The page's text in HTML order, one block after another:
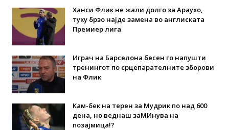
Ханси Флик не жали долго за Араухо,
туку брзо најде замена во англиската
Премиер лига
Играч на Барселона бесен го напушти
тренингот по срцепарателните зборови
на Флик
Кам-бек на терен за Мудрик по над 600
дена, но веднаш заМИнува на
позајмица!?